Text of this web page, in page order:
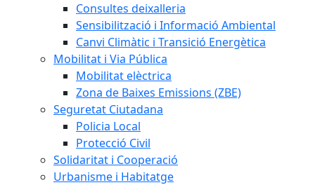
Consultes deixalleria
Sensibilització i Informació Ambiental
Canvi Climàtic i Transició Energètica
Mobilitat i Via Pública
Mobilitat elèctrica
Zona de Baixes Emissions (ZBE)
Seguretat Ciutadana
Policia Local
Protecció Civil
Solidaritat i Cooperació
Urbanisme i Habitatge